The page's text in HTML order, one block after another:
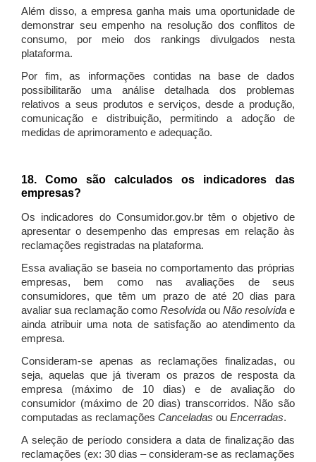
Além disso, a empresa ganha mais uma oportunidade de
demonstrar seu empenho na resolução dos conflitos de
consumo, por meio dos rankings divulgados nesta
plataforma.
Por fim, as informações contidas na base de dados
possibilitarão uma análise detalhada dos problemas
relativos a seus produtos e serviços, desde a produção,
comunicação e distribuição, permitindo a adoção de
medidas de aprimoramento e adequação.
18. Como são calculados os indicadores das
empresas?
Os indicadores do Consumidor.gov.br têm o objetivo de
apresentar o desempenho das empresas em relação às
reclamações registradas na plataforma.
Essa avaliação se baseia no comportamento das próprias
empresas, bem como nas avaliações de seus
consumidores, que têm um prazo de até 20 dias para
avaliar sua reclamação como Resolvida ou Não resolvida e
ainda atribuir uma nota de satisfação ao atendimento da
empresa.
Consideram-se apenas as reclamações finalizadas, ou
seja, aquelas que já tiveram os prazos de resposta da
empresa (máximo de 10 dias) e de avaliação do
consumidor (máximo de 20 dias) transcorridos. Não são
computadas as reclamações Canceladas ou Encerradas.
A seleção de período considera a data de finalização das
reclamações (ex: 30 dias – consideram-se as reclamações